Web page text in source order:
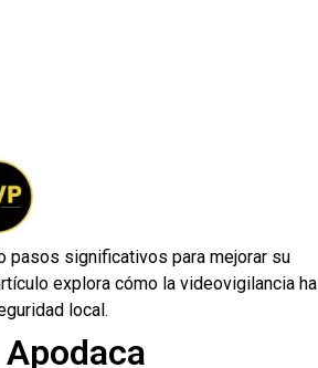
pasos significativos para mejorar su
explora cómo la videovigilancia ha
local.